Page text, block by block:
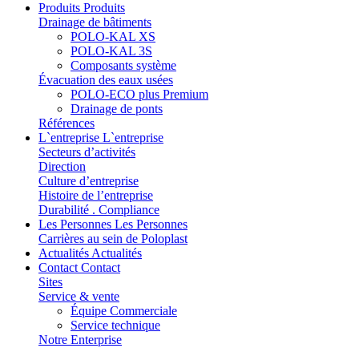
Produits Produits
Drainage de bâtiments
POLO-KAL XS
POLO-KAL 3S
Composants système
Évacuation des eaux usées
POLO-ECO plus Premium
Drainage de ponts
Références
L`entreprise L`entreprise
Secteurs d’activités
Direction
Culture d’entreprise
Histoire de l’entreprise
Durabilité . Compliance
Les Personnes Les Personnes
Carrières au sein de Poloplast
Actualités Actualités
Contact Contact
Sites
Service & vente
Équipe Commerciale
Service technique
Notre Enterprise